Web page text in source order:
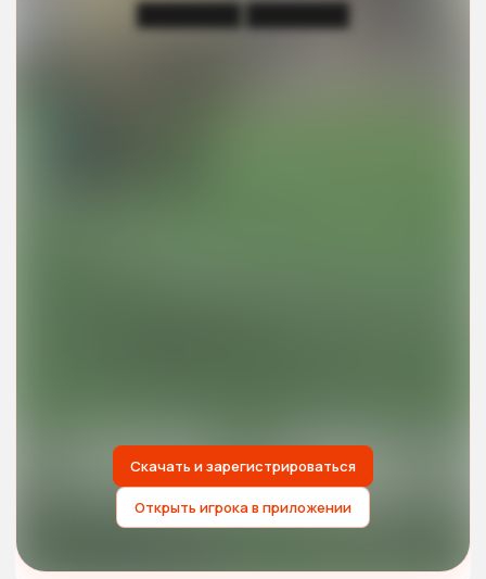
███████ ███████
Скачать и зарегистрироваться
Открыть игрока в приложении